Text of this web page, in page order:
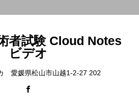
者試験 Cloud Notes
ビデオ
愛媛県松山市山越1-2-27 202